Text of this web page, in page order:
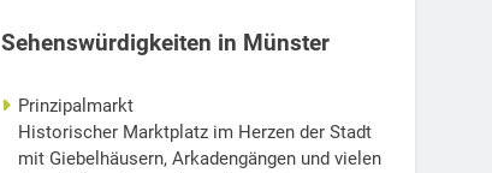
Sehenswürdigkeiten in Münster
Prinzipalmarkt
Historischer Marktplatz im Herzen der Stadt
mit Giebelhäusern, Arkadengängen und vielen